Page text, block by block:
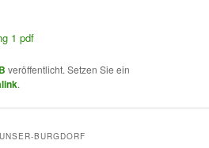
veröffentlicht. Setzen Sie ein
.
BURGDORF